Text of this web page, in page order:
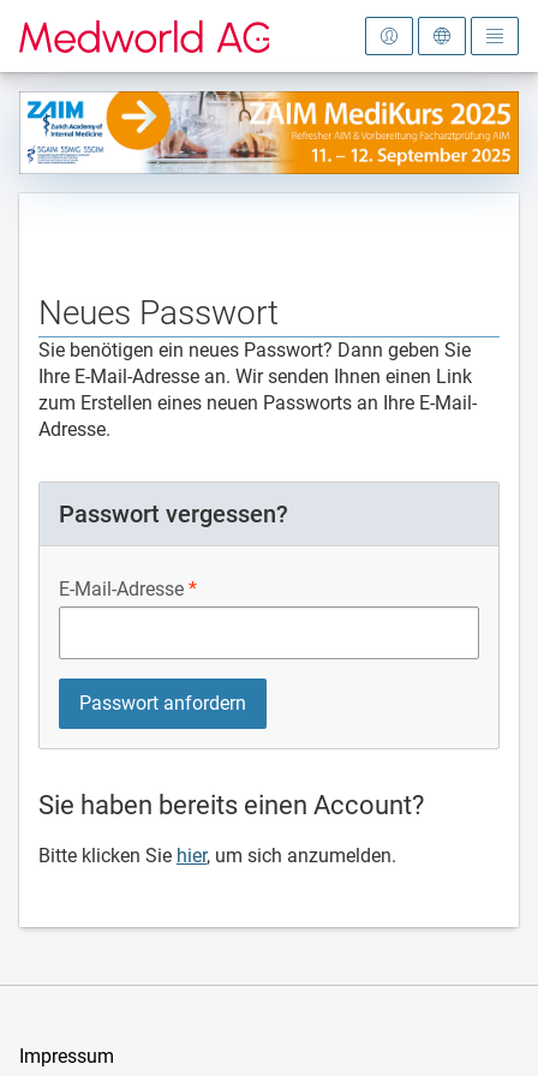
Zur Startseite
Neues Passwort
Sie benötigen ein neues Passwort? Dann geben Sie
Ihre E-Mail-Adresse an. Wir senden Ihnen einen Link
zum Erstellen eines neuen Passworts an Ihre E-Mail-
Adresse.
Passwort vergessen?
E-Mail-Adresse
Sie haben bereits einen Account?
Bitte klicken Sie hier, um sich anzumelden.
Impressum